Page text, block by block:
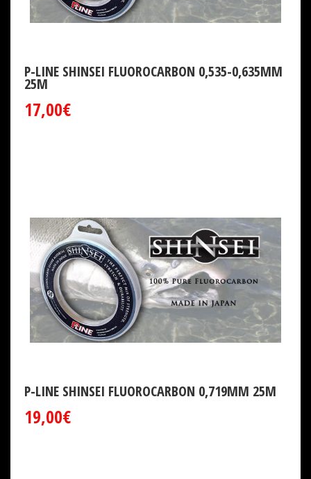
P-LINE SHINSEI FLUOROCARBON 0,535-0,635MM
25M
17,00€
P-LINE SHINSEI FLUOROCARBON 0,719MM 25M
19,00€